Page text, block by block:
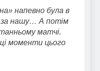
напевно була в
за нашу… А потім
матчі.
моменти цього